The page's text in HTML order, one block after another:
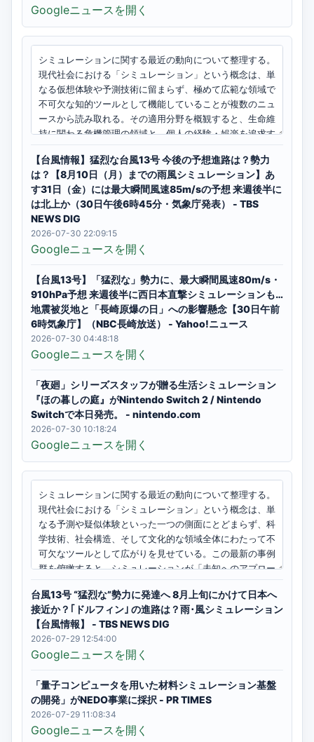
Googleニュースを開く
【台風情報】猛烈な台風13号 今後の予想進路は？勢力
は？【8月10日（月）までの雨風シミュレーション】あ
す31日（金）には最大瞬間風速85m/sの予想 来週後半に
は北上か（30日午後6時45分・気象庁発表） - TBS
NEWS DIG
2026-07-30 22:09:15
Googleニュースを開く
【台風13号】「猛烈な」勢力に、最大瞬間風速80m/s・
910hPa予想 来週後半に西日本直撃シミュレーションも…
地震被災地と「長崎原爆の日」への影響懸念【30日午前
6時気象庁】（NBC長崎放送） - Yahoo!ニュース
2026-07-30 04:48:18
Googleニュースを開く
「夜廻」シリーズスタッフが贈る生活シミュレーション
『ほの暮しの庭』がNintendo Switch 2 / Nintendo
Switchで本日発売。 - nintendo.com
2026-07-30 10:18:24
Googleニュースを開く
台風13号 “猛烈な”勢力に発達へ 8月上旬にかけて日本へ
接近か？｢ドルフィン｣ の進路は？雨･風シミュレーション
【台風情報】 - TBS NEWS DIG
2026-07-29 12:54:00
Googleニュースを開く
「量子コンピュータを用いた材料シミュレーション基盤
の開発」がNEDO事業に採択 - PR TIMES
2026-07-29 11:08:34
Googleニュースを開く